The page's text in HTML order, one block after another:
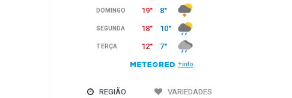
REGIÃO VARIEDADES